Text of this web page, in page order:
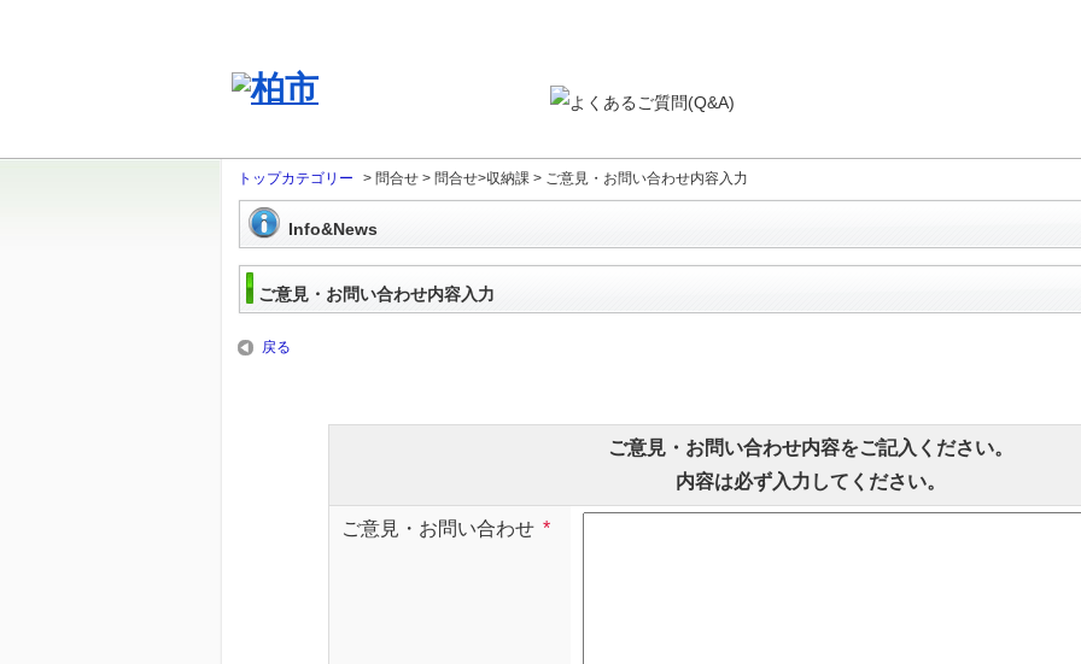
トップカテゴリー > 問合せ > 問合せ>収納課 > ご意見・お問い合わせ内容入力
Info&News
ご意見・お問い合わせ内容入力
戻る
ご意見・お問い合わせ内容をご記入ください。
内容は必ず入力してください。
ご意見・お問い合わせ *